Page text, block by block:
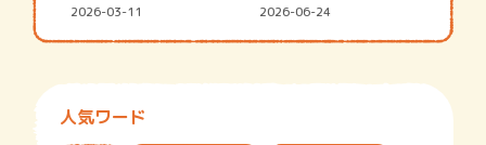
2026-03-11 2026-06-24
人気ワード